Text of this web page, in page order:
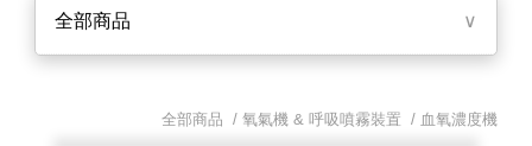
全部商品 ∨
全部商品 / 氧氣機 & 呼吸噴霧裝置 / 血氧濃度機